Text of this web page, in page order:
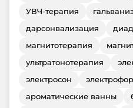
УВЧ-терапия
дарсонвализация
магнитотерапия
ультратонотерапия
электросон
ароматические ванны